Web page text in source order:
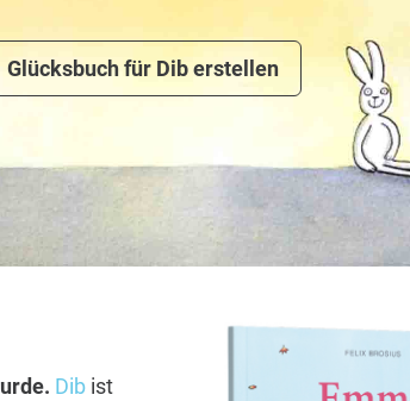
Glücksbuch für Dib erstellen
Dib ist